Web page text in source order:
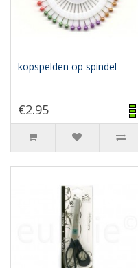
kopspelden op spindel
€2.95